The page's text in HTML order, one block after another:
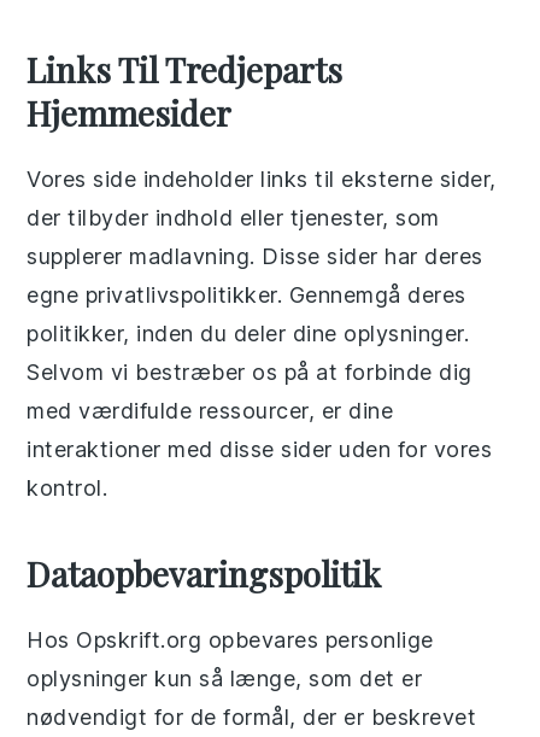
Links Til Tredjeparts
Hjemmesider
Vores side indeholder links til eksterne sider,
der tilbyder indhold eller tjenester, som
supplerer madlavning. Disse sider har deres
egne privatlivspolitikker. Gennemgå deres
politikker, inden du deler dine oplysninger.
Selvom vi bestræber os på at forbinde dig
med værdifulde ressourcer, er dine
interaktioner med disse sider uden for vores
kontrol.
Dataopbevaringspolitik
Hos Opskrift.org opbevares personlige
oplysninger kun så længe, som det er
nødvendigt for de formål, der er beskrevet